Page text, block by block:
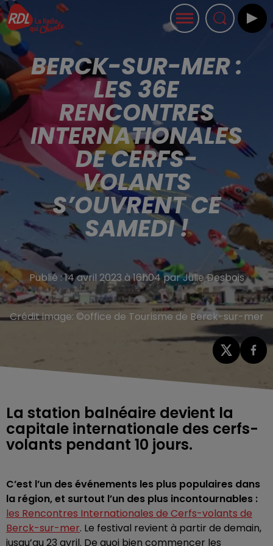
BERCK-SUR-MER :
LES 36E
RENCONTRES
INTERNATIONALES
DE CERFS-
VOLANTS
S’OUVRENT CE
SAMEDI !
Publié : 14 avril 2023 à 16h04 par Julie Desbois
Crédit image: ©office de Tourisme de Berck-sur-mer
La station balnéaire devient la
capitale internationale des cerfs-
volants pendant 10 jours.
C’est l’un des événements les plus populaires dans
la région, et surtout l’un des plus incontournables :
les Rencontres Internationales de Cerfs-volants de
Berck-sur-mer. Le festival revient à partir de demain,
jusqu’au 23 avril. De quoi bien commencer les